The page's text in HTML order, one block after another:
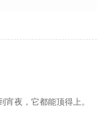
夜，它都能顶得上。